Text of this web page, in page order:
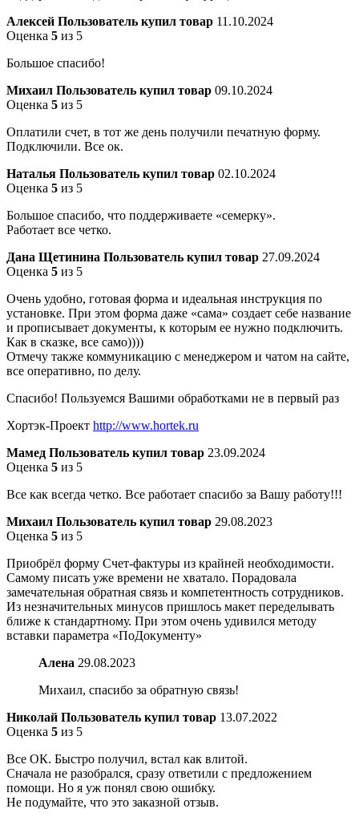
Алексей Пользователь купил товар 11.10.2024
Оценка 5 из 5
Большое спасибо!
Михаил Пользователь купил товар 09.10.2024
Оценка 5 из 5
Оплатили счет, в тот же день получили печатную форму.
Подключили. Все ок.
Наталья Пользователь купил товар 02.10.2024
Оценка 5 из 5
Большое спасибо, что поддерживаете «семерку».
Работает все четко.
Дана Щетинина Пользователь купил товар 27.09.2024
Оценка 5 из 5
Очень удобно, готовая форма и идеальная инструкция по
установке. При этом форма даже «сама» создает себе название
и прописывает документы, к которым ее нужно подключить.
Как в сказке, все само))))
Отмечу также коммуникацию с менеджером и чатом на сайте,
все оперативно, по делу.
Спасибо! Пользуемся Вашими обработками не в первый раз
Хортэк-Проект http://www.hortek.ru
Мамед Пользователь купил товар 23.09.2024
Оценка 5 из 5
Все как всегда четко. Все работает спасибо за Вашу работу!!!
Михаил Пользователь купил товар 29.08.2023
Оценка 5 из 5
Приобрёл форму Счет-фактуры из крайней необходимости.
Самому писать уже времени не хватало. Порадовала
замечательная обратная связь и компетентность сотрудников.
Из незначительных минусов пришлось макет переделывать
ближе к стандартному. При этом очень удивился методу
вставки параметра «ПоДокументу»
Алена 29.08.2023
Михаил, спасибо за обратную связь!
Николай Пользователь купил товар 13.07.2022
Оценка 5 из 5
Все ОК. Быстро получил, встал как влитой.
Сначала не разобрался, сразу ответили с предложением
помощи. Но я уж понял свою ошибку.
Не подумайте, что это заказной отзыв.